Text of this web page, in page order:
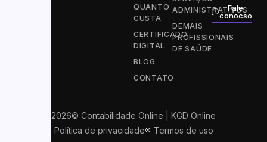
QUANTO
CUSTA
CERTIFICADO
DIGITAL
BLOG
CONTATO
ADMINISTRATIVOS
DEMAIS
PROFISSIONAIS
DE SAÚDE
Fale
conocso
2026© Contabilidade Online | KGD Online
Política de privacidade
Termos de uso